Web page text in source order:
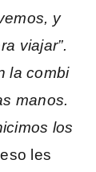
y
viajar”.
la combi
manos.
los
les